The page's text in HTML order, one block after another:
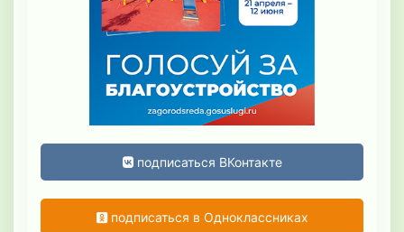
подписаться ВКонтакте
подписаться в Одноклассниках